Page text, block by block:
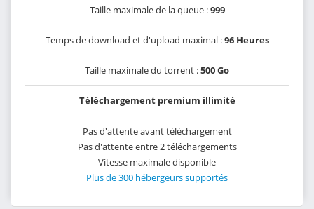
Taille maximale de la queue :999
Temps de download et d'upload maximal :96 Heures
Taille maximale du torrent :500 Go
Téléchargement premium illimité
Pas d'attente avant téléchargement
Pas d'attente entre 2 téléchargements
Vitesse maximale disponible
Plus de 300 hébergeurs supportés